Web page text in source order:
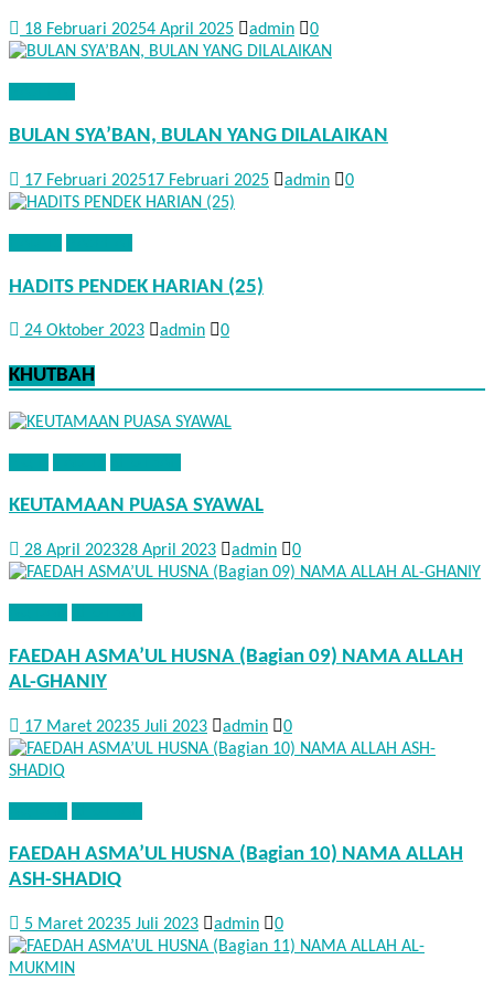
18 Februari 20254 April 2025 admin 0
BULAN SYA’BAN, BULAN YANG DILALAIKAN
17 Februari 202517 Februari 2025 admin 0
HADITS PENDEK HARIAN (25)
24 Oktober 2023 admin 0
KHUTBAH
KEUTAMAAN PUASA SYAWAL
28 April 202328 April 2023 admin 0
FAEDAH ASMA’UL HUSNA (Bagian 09) NAMA ALLAH
AL-GHANIY
17 Maret 20235 Juli 2023 admin 0
FAEDAH ASMA’UL HUSNA (Bagian 10) NAMA ALLAH
ASH-SHADIQ
5 Maret 20235 Juli 2023 admin 0